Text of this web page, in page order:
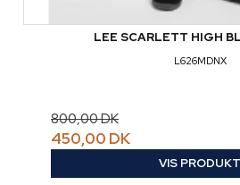
LEE SCARLETT HIGH
L626MDNX
800,00 DK
450,00 DK
VIS PRODUKT